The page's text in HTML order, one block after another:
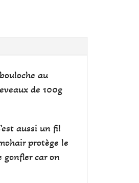
au
de 100g
aussi un fil
protège le
gonfler car on